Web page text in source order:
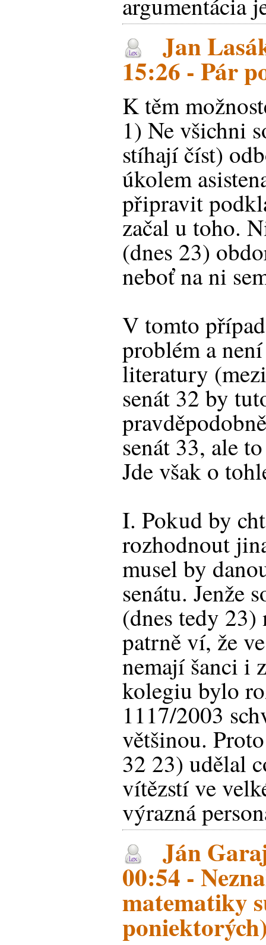
Jan
15:26 - Pár
K těm
1) Ne všichni
stíhají číst)
úkolem
připravit
začal u toho.
(dnes 23)
neboť na ni
V tomto
problém a
literatury
senát 32 by
senát 33, ale
Jde však o
I. Pokud by
rozhodnout
musel by
senátu. Jenže
(dnes tedy 23)
patrně ví, že
nemají šanci i
kolegiu bylo
1117/2003
většinou.
32 23) udělal
vítězstí ve
výrazná
Ján
00:54 -
matematiky